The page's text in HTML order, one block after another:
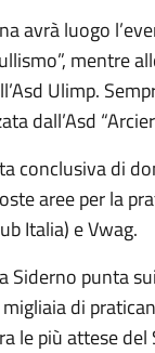
avrà luogo
mentre
Ulimp.
dall’Asd
conclusiva di
aree per la
Italia) e Vwag.
Siderno punta
di
le più attese